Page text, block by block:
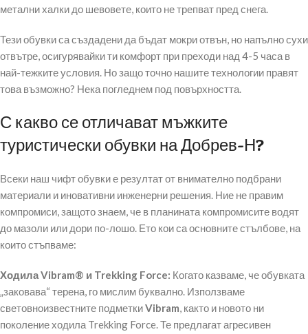
метални халки до шевовете, които не трепват пред снега.
Тези обувки са създадени да бъдат мокри отвън, но напълно сухи
отвътре, осигурявайки ти комфорт при преходи над 4-5 часа в
най-тежките условия. Но защо точно нашите технологии правят
това възможно? Нека погледнем под повърхността.
С какво се отличават мъжките
туристически обувки на Добрев-Н?
Всеки наш чифт обувки е резултат от внимателно подбрани
материали и иновативни инженерни решения. Ние не правим
компромиси, защото знаем, че в планината компромисите водят
до мазоли или дори по-лошо. Ето кои са основните стълбове, на
които стъпваме:
Ходила Vibram® и Trekking Force: Когато казваме, че обувката
„заковава“ терена, го мислим буквално. Използваме
световноизвестните подметкиVibram, както и новото ни
поколение ходила Trekking Force. Те предлагат агресивен